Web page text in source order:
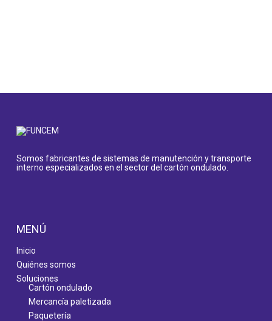
Somos fabricantes de sistemas de manutención y transporte
interno especializados en el sector del cartón ondulado.
MENÚ
Inicio
Quiénes somos
Soluciones
Cartón ondulado
Mercancía paletizada
Paquetería